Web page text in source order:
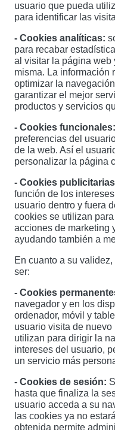
usuario que pueda
para identificar las
- Cookies analíticas:
para recabar
al visitar la página web
misma. La información
optimizar la
garantizar el mejor
productos y servicios
- Cookies funcionales:
preferencias del
de la web. Así el
personalizar la página
- Cookies
función de los
usuario dentro y fuera
cookies se utilizan
acciones de marketing
ayudando también a
En cuanto a su
ser:
- Cookies
navegador y en los
ordenador, móvil y
usuario visita de
utilizan para dirigir la
intereses del usuario,
un servicio más
- Cookies de sesión:
hasta que finaliza la
usuario acceda a su
las cookies ya no
obtenida permite